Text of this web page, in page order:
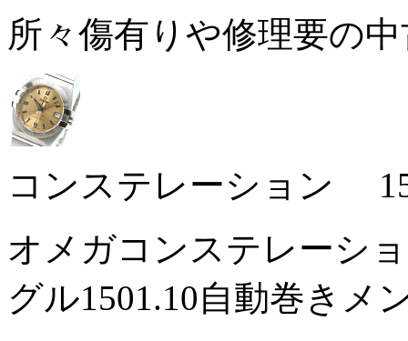
所々傷有りや修理要の
コンステレーション
オメガコンステレーシ
グル1501.10自動巻きメ